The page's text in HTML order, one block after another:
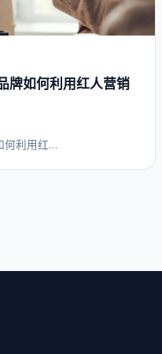
牌如何利用红人营销
何利用红…